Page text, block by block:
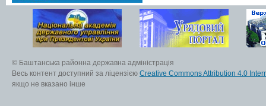
© Баштанська районна державна адміністрація
Весь контент доступний за ліцензією Creative Commons Attribution 4.0
якщо не вказано інше